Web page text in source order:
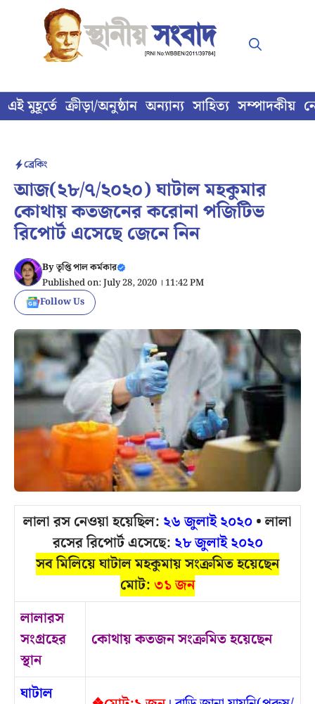
content
এই মুহূর্তে ক্রীড়া/অনুষ্ঠান অন্যান্য সাহিত্য সম্পাদকীয়
ব্রেকিং
আজ(২৮/৭/২০২০) ঘাটাল মহকুমার
কোথায় কতজনের করোনা পজিটিভ
রিপোর্ট এসেছে জেনে নিন
Byতৃপ্তি পাল কর্মকার
Published on: July 28, 2020 । 11:42 PM
Follow Us
লালা রস নেওয়া হয়েছিল: ২৬ জুলাই ২০২০• লালা
রসের রিপোর্ট এসেছে: ২৮ জুলাই ২০২০
সব মিলিয়ে ঘাটাল মহকুমায় সংক্রমিত হয়েছেন
মোট:৩১ জন
লালারস
সংগ্রহের
স্থান
কোথায় কতজন সংক্রমিত হয়েছেন
ঘাটাল